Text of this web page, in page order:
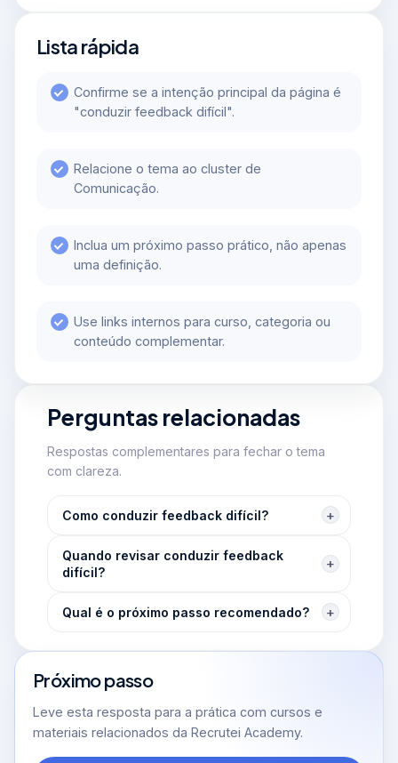
Lista rápida
Confirme se a intenção principal da página é
"conduzir feedback difícil".
Relacione o tema ao cluster de
Comunicação.
Inclua um próximo passo prático, não apenas
uma definição.
Use links internos para curso, categoria ou
conteúdo complementar.
Perguntas relacionadas
Respostas complementares para fechar o tema
com clareza.
Como conduzir feedback difícil?
Quando revisar conduzir feedback
difícil?
Qual é o próximo passo recomendado?
Próximo passo
Leve esta resposta para a prática com cursos e
materiais relacionados da Recrutei Academy.